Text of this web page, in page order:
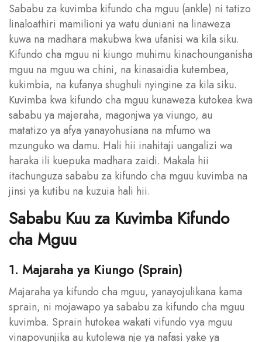
Sababu za kuvimba kifundo cha mguu (ankle) ni tatizo
linaloathiri mamilioni ya watu duniani na linaweza
kuwa na madhara makubwa kwa ufanisi wa kila siku.
Kifundo cha mguu ni kiungo muhimu kinachounganisha
mguu na mguu wa chini, na kinasaidia kutembea,
kukimbia, na kufanya shughuli nyingine za kila siku.
Kuvimba kwa kifundo cha mguu kunaweza kutokea kwa
sababu ya majeraha, magonjwa ya viungo, au
matatizo ya afya yanayohusiana na mfumo wa
mzunguko wa damu. Hali hii inahitaji uangalizi wa
haraka ili kuepuka madhara zaidi. Makala hii
itachunguza sababu za kifundo cha mguu kuvimba na
jinsi ya kutibu na kuzuia hali hii.
Sababu Kuu za Kuvimba Kifundo
cha Mguu
1. Majaraha ya Kiungo (Sprain)
Majaraha ya kifundo cha mguu, yanayojulikana kama
sprain, ni mojawapo ya sababu za kifundo cha mguu
kuvimba. Sprain hutokea wakati vifundo vya mguu
vinapovunjika au kutolewa nje ya nafasi yake ya